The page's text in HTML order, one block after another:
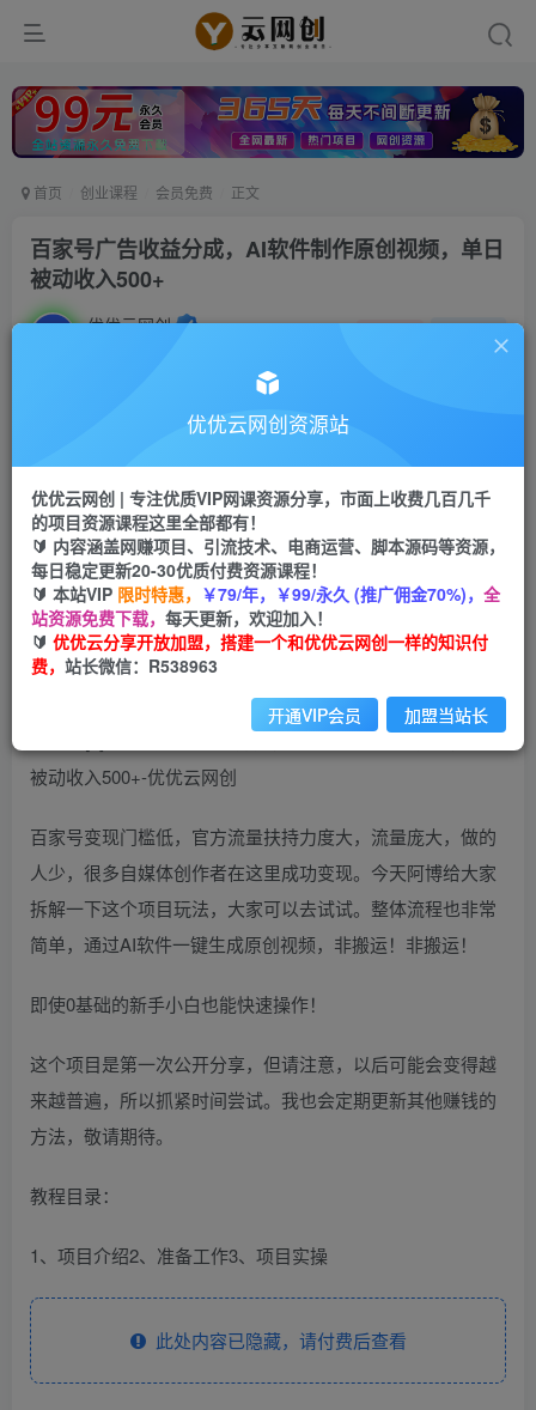
首页 创业课程 会员免费 正文
百家号广告收益分成，AI软件制作原创视频，单日
被动收入500+
优优云网创 私信
云币 9.9 云币99
会员免费
立即购买
您当前未登录！建议登陆后购买，可保存购买订单
百家号变现门槛低，官方流量扶持力度大，流量庞大，做的
人少，很多自媒体创作者在这里成功变现。今天阿博给大家
拆解一下这个项目玩法，大家可以去试试。整体流程也非常
简单，通过AI软件一键生成原创视频，非搬运！非搬运！
即使0基础的新手小白也能快速操作！
这个项目是第一次公开分享，但请注意，以后可能会变得越
来越普遍，所以抓紧时间尝试。我也会定期更新其他赚钱的
方法，敬请期待。
教程目录：
1、项目介绍2、准备工作3、项目实操
此处内容已隐藏，请付费后查看
优优云网创资源站
优优云网创 | 专注优质VIP网课资源分享，市面上收费几百几千
的项目资源课程这里全部都有！
🔰 内容涵盖网赚项目、引流技术、电商运营、脚本源码等资源，
每日稳定更新20-30优质付费资源课程！
🔰 本站VIP 限时特惠， ￥79/年，￥99/永久 (推广佣金70%)， 全
站资源免费下载， 每天更新，欢迎加入！
🔰 优优云分享开放加盟，搭建一个和优优云网创一样的知识付
费， 站长微信：R538963
开通VIP会员 加盟当站长